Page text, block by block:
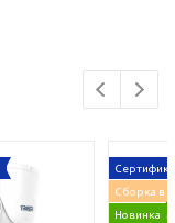
Сборка в
Новинка